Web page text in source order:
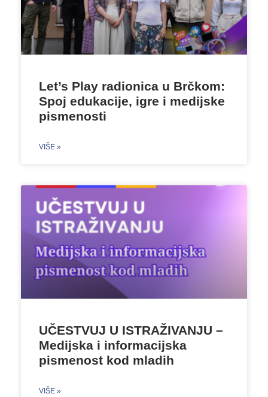
Let’s Play radionica u Brčkom:
Spoj edukacije, igre i medijske
pismenosti
VIŠE »
UČESTVUJ U ISTRAŽIVANJU –
Medijska i informacijska
pismenost kod mladih
VIŠE »